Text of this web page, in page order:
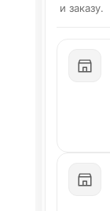
и заказу.